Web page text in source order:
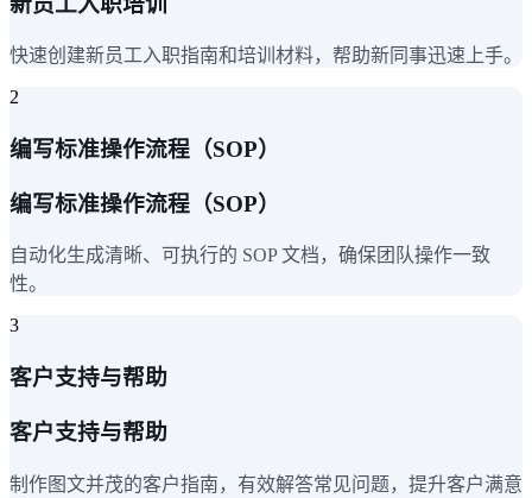
快速创建新员工入职指南和培训材料，帮助新同事迅速上手。
2
编写标准操作流程（SOP）
编写标准操作流程（SOP）
自动化生成清晰、可执行的 SOP 文档，确保团队操作一致
性。
3
客户支持与帮助
客户支持与帮助
制作图文并茂的客户指南，有效解答常见问题，提升客户满意